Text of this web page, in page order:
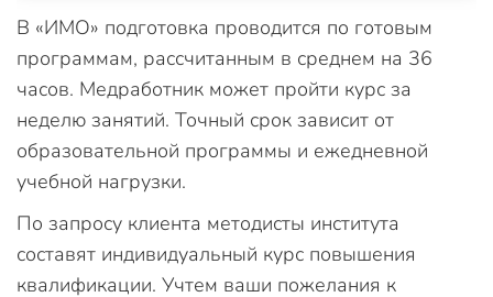
В «ИМО» подготовка проводится по готовым
программам, рассчитанным в среднем на 36
часов. Медработник может пройти курс за
неделю занятий. Точный срок зависит от
образовательной программы и ежедневной
учебной нагрузки.
По запросу клиента методисты института
составят индивидуальный курс повышения
квалификации. Учтем ваши пожелания к